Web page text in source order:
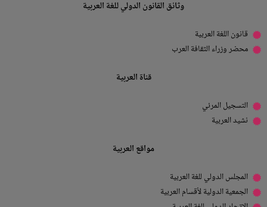
وثائق القانون الدولي للغة العربية
قانون اللغة العربية
محضر وزراء الثقافة العرب
قناة العربية
التسجيل المرئي
نشيد العربية
مواقع العربية
المجلس الدولي للغة العربية
الجمعية الدولية لأقسام العربية